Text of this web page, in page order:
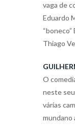
vaga de
Eduardo
Thiago
O
neste
várias
mundano